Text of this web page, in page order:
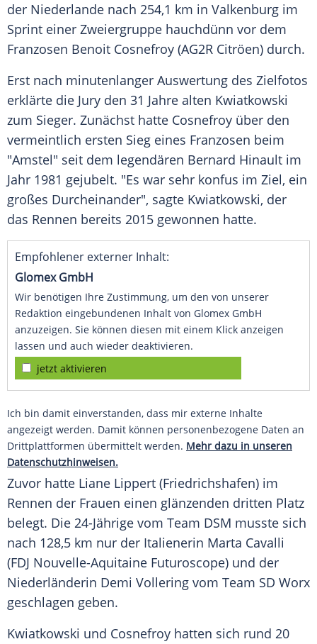
der Niederlande nach 254,1 km in Valkenburg im
Sprint einer Zweiergruppe hauchdünn vor dem
Franzosen Benoit Cosnefroy (AG2R Citröen) durch.
Erst nach minutenlanger Auswertung des Zielfotos
erklärte die Jury den 31 Jahre alten Kwiatkowski
zum Sieger. Zunächst hatte Cosnefroy über den
vermeintlich ersten Sieg eines Franzosen beim
"Amstel" seit dem legendären Bernard Hinault im
Jahr 1981 gejubelt. "Es war sehr konfus im Ziel, ein
großes Durcheinander", sagte Kwiatkowski, der
das Rennen bereits 2015 gewonnen hatte.
Empfohlener externer Inhalt:
Glomex GmbH
Wir benötigen Ihre Zustimmung, um den von unserer
Redaktion eingebundenen Inhalt von Glomex GmbH
anzuzeigen. Sie können diesen mit einem Klick anzeigen
lassen und auch wieder deaktivieren.
jetzt aktivieren
Ich bin damit einverstanden, dass mir externe Inhalte
angezeigt werden. Damit können personenbezogene Daten an
Drittplattformen übermittelt werden. Mehr dazu in unseren
Datenschutzhinweisen.
Zuvor hatte Liane Lippert (Friedrichshafen) im
Rennen der Frauen einen glänzenden dritten Platz
belegt. Die 24-Jährige vom Team DSM musste sich
nach 128,5 km nur der Italienerin Marta Cavalli
(FDJ Nouvelle-Aquitaine Futuroscope) und der
Niederländerin Demi Vollering vom Team SD Worx
geschlagen geben.
Kwiatkowski und Cosnefroy hatten sich rund 20